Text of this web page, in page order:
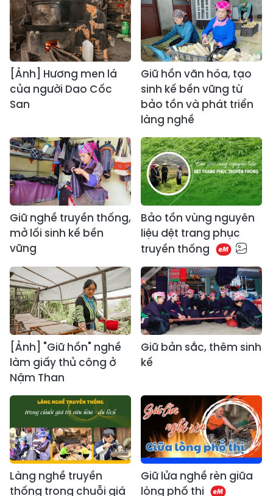
[Ảnh] Hương men lá
của người Dao Cốc
San
Giữ hồn văn hóa, tạo
sinh kế bền vững từ
bảo tồn và phát triển
làng nghề
Giữ nghề truyền thống,
mở lối sinh kế bền
vững
Bảo tồn vùng nguyên
liệu dệt trang phục
truyền thống
[Ảnh] "Giữ hồn" nghề
làm giấy thủ công ở
Nậm Than
Giữ bản sắc, thêm sinh
kế
Làng nghề truyền
thống trong chuỗi giá
Giữ lửa nghề rèn giữa
lòng phố thị